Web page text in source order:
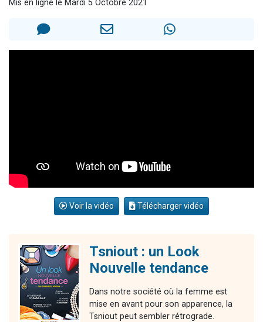
12 nouvelles musiques dans Torah-Box Music
Mis en ligne le Mardi 5 Octobre 2021
Voir la vidéo Télécharger vidéo
Tsniout : un Look
Nouvelle tendance
Dans notre société où la femme est
mise en avant pour son apparence, la
Tsniout peut sembler rétrograde.